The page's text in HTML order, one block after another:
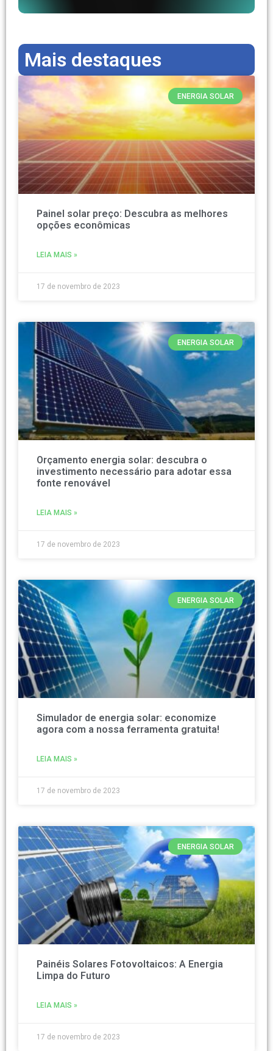
Mais destaques
ENERGIA SOLAR
Painel solar preço: Descubra as melhores
opções econômicas
LEIA MAIS »
17 de novembro de 2023
ENERGIA SOLAR
Orçamento energia solar: descubra o
investimento necessário para adotar essa
fonte renovável
LEIA MAIS »
17 de novembro de 2023
ENERGIA SOLAR
Simulador de energia solar: economize
agora com a nossa ferramenta gratuita!
LEIA MAIS »
17 de novembro de 2023
ENERGIA SOLAR
Painéis Solares Fotovoltaicos: A Energia
Limpa do Futuro
LEIA MAIS »
17 de novembro de 2023